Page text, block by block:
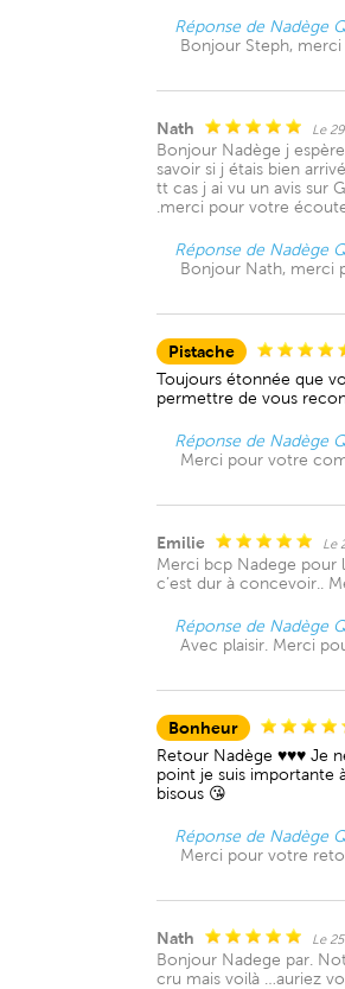
Réponse de Nadège
Bonjour Steph,
Nath Le
Bonjour Nadège j
savoir si j étais bien
tt cas j ai vu un avis sur
.merci pour votre
Réponse de Nadège
Bonjour Nath, merci
Pistache
Toujours étonnée que
permettre de vous
Réponse de Nadège
Merci pour votre
Emilie Le
Merci bcp Nadege pour
c’est dur à concevoir..
Réponse de Nadège
Avec plaisir. Merci
Bonheur
Retour Nadège ♥️♥️♥️ Je
point je suis importante
bisous 😘
Réponse de Nadège
Merci pour votre
Nath Le
Bonjour Nadege par.
cru mais voilà …auriez